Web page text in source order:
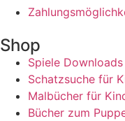
Shop
Spiele Downloads
Schatzsuche für
Malbücher für
Bücher zum